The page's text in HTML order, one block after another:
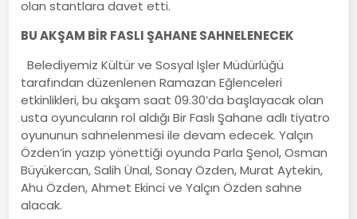
olan stantlara davet etti.
BU AKŞAM BİR FASLI ŞAHANE SAHNELENECEK
Belediyemiz Kültür ve Sosyal İşler Müdürlüğü
tarafından düzenlenen Ramazan Eğlenceleri
etkinlikleri, bu akşam saat 09.30’da başlayacak olan
usta oyuncuların rol aldığı Bir Faslı Şahane adlı tiyatro
oyununun sahnelenmesi ile devam edecek. Yalçın
Özden’in yazıp yönettiği oyunda Parla Şenol, Osman
Büyükercan, Salih Ünal, Sonay Özden, Murat Aytekin,
Ahu Özden, Ahmet Ekinci ve Yalçın Özden sahne
alacak.